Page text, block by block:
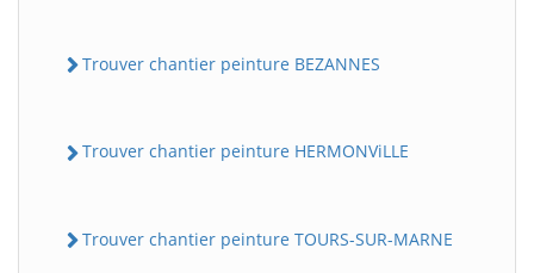
Trouver chantier peinture BEZANNES
Trouver chantier peinture HERMONViLLE
Trouver chantier peinture TOURS-SUR-MARNE